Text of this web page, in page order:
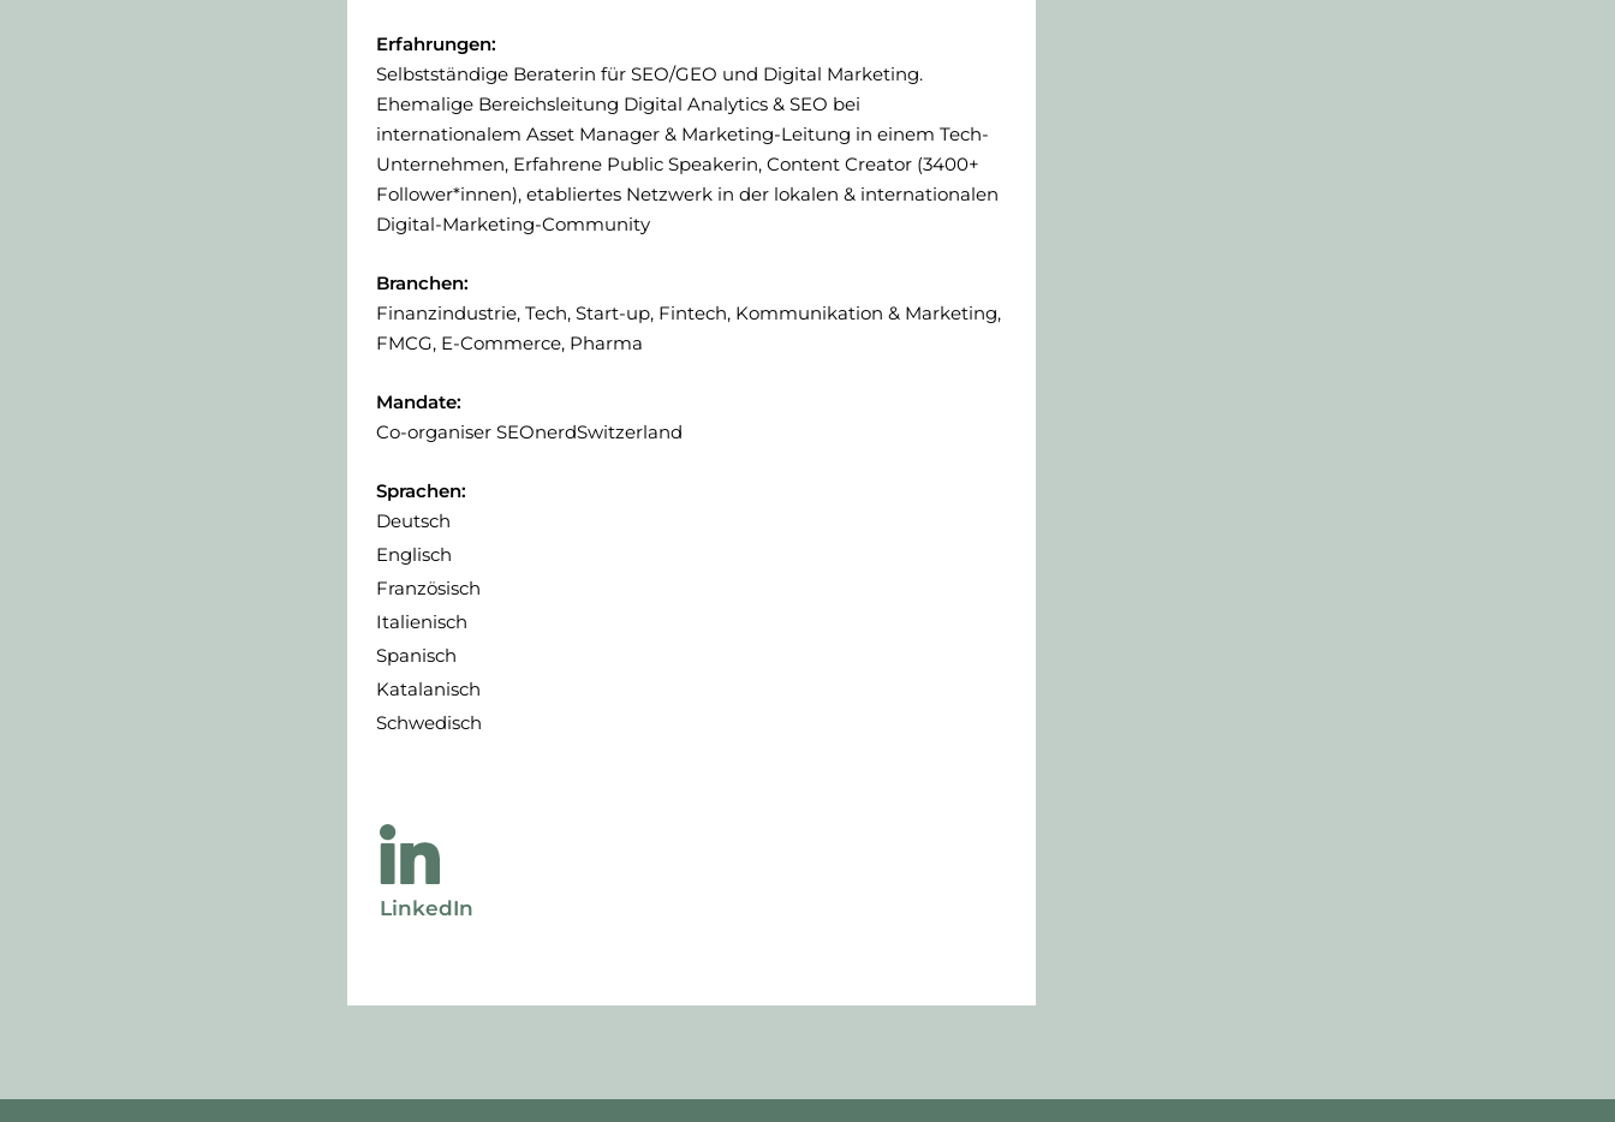
Erfahrungen:
Selbstständige Beraterin für SEO/GEO und Digital Marketing.
Ehemalige Bereichsleitung Digital Analytics & SEO bei
internationalem Asset Manager & Marketing-Leitung in einem Tech-
Unternehmen, Erfahrene Public Speakerin, Content Creator (3400+
Follower*innen), etabliertes Netzwerk in der lokalen & internationalen
Digital-Marketing-Community
Branchen:
Finanzindustrie, Tech, Start-up, Fintech, Kommunikation & Marketing,
FMCG, E-Commerce, Pharma
Mandate:
Co-organiser SEOnerdSwitzerland
Sprachen:
Deutsch
Englisch
Französisch
Italienisch
Spanisch
Katalanisch
Schwedisch
LinkedIn